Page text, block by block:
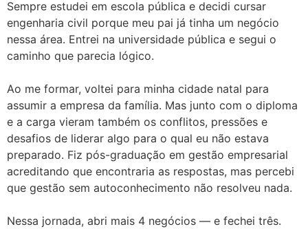
Sempre estudei em escola pública e decidi cursar
engenharia civil porque meu pai já tinha um negócio
nessa área. Entrei na universidade pública e segui o
caminho que parecia lógico.
Ao me formar, voltei para minha cidade natal para
assumir a empresa da família. Mas junto com o diploma
e a carga vieram também os conflitos, pressões e
desafios de liderar algo para o qual eu não estava
preparado. Fiz pós-graduação em gestão empresarial
acreditando que encontraria as respostas, mas percebi
que gestão sem autoconhecimento não resolveu nada.
Nessa jornada, abri mais 4 negócios — e fechei três.